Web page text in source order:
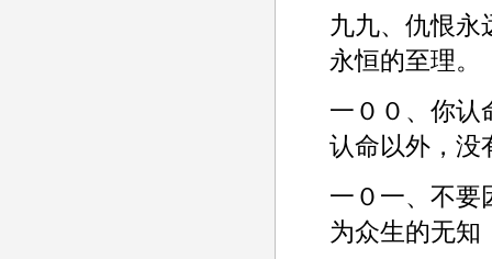
九九、仇恨永
永恒的至理。­
一００、你认
认命以外，没
一０一、不要
为众生的无知